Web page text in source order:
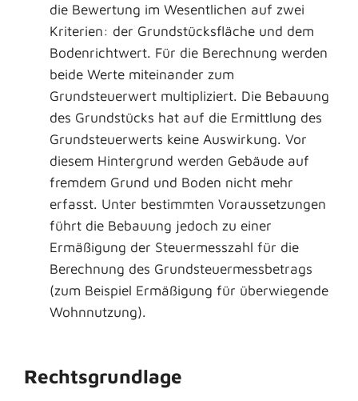
die Bewertung im Wesentlichen auf zwei
Kriterien: der Grundstücksfläche und dem
Bodenrichtwert. Für die Berechnung werden
beide Werte miteinander zum
Grundsteuerwert multipliziert. Die Bebauung
des Grundstücks hat auf die Ermittlung des
Grundsteuerwerts keine Auswirkung. Vor
diesem Hintergrund werden Gebäude auf
fremdem Grund und Boden nicht mehr
erfasst. Unter bestimmten Voraussetzungen
führt die Bebauung jedoch zu einer
Ermäßigung der Steuermesszahl für die
Berechnung des Grundsteuermessbetrags
(zum Beispiel Ermäßigung für überwiegende
Wohnnutzung).
Rechtsgrundlage